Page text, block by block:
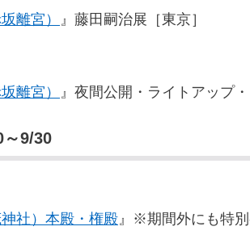
離宮） 』藤田嗣治展［東京］
離宮） 』夜間公開・ライトアップ
9/30
社）本殿・権殿』※期間外にも特別